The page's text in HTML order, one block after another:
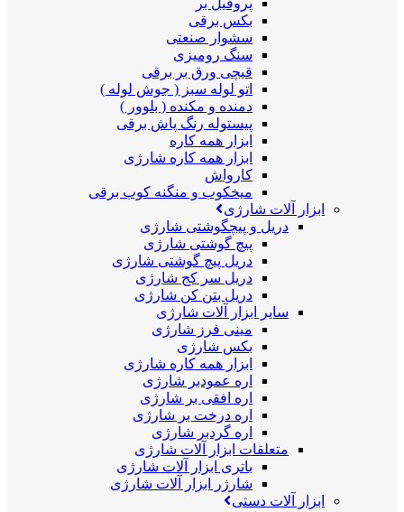
پروفیل بر
بکس برقی
سشوار صنعتی
سنگ رومیزی
قیچی ورق بر برقی
اتو لوله سبز ( جوش لوله )
دمنده و مکنده ( بلوور )
پیستوله رنگ پاش برقی
ابزار همه کاره
ابزار همه کاره شارژی
کارواش
میخکوب و منگنه کوب برقی
ابزار آلات شارژی
دریل و پیچگوشتی شارژی
پیچ گوشتی شارژی
دریل پیچ گوشتی شارژی
دریل سر کج شارژی
دریل بتن کن شارژی
سایر ابزار آلات شارژی
مینی فرز شارژی
بکس شارژی
ابزار همه کاره شارژی
اره عمودبر شارژی
اره افقی بر شارژی
اره درخت بر شارژی
اره گردبر شارژی
متعلقات ابزار آلات شارژی
باتری ابزار آلات شارژی
شارژر ابزار آلات شارژی
ابزار آلات دستی